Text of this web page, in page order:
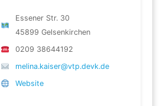
Essener Str. 30
45899 Gelsenkirchen
0209 38644192
melina.kaiser@vtp.devk.de
Website